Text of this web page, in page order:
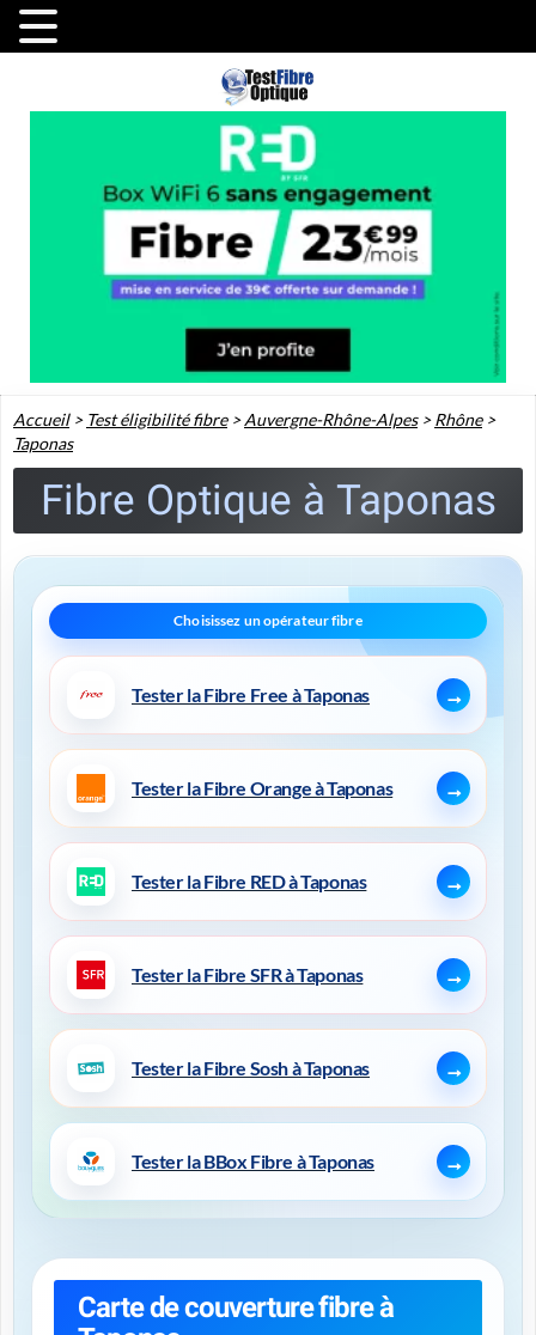
Accueil> Test éligibilité fibre>Auvergne-Rhône-Alpes>Rhône>
Taponas
Fibre Optique à Taponas
Tester la Fibre Free à Taponas
Tester la Fibre Orange à Taponas
Tester la Fibre RED à Taponas
Tester la Fibre SFR à Taponas
Tester la Fibre Sosh à Taponas
Tester la BBox Fibre à Taponas
Carte de couverture fibre à